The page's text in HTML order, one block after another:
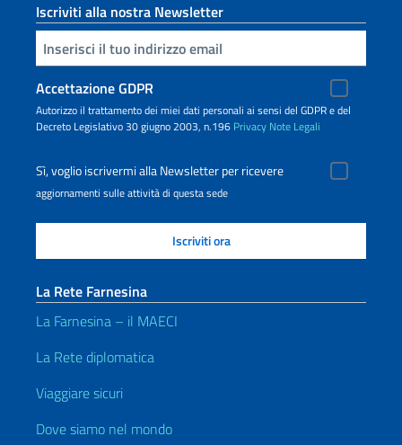
Iscriviti alla nostra Newsletter
Inserisci la tua email
Accettazione GDPR
Autorizzo il trattamento dei miei dati personali ai sensi del GDPR e del
Decreto Legislativo 30 giugno 2003, n.196 Privacy Note Legali
Sì, voglio iscrivermi alla Newsletter per ricevere
aggiornamenti sulle attività di questa sede
La Rete Farnesina
La Farnesina – il MAECI
La Rete diplomatica
Viaggiare sicuri
Dove siamo nel mondo